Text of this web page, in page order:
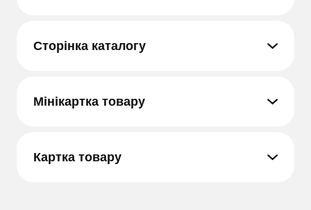
Сторінка каталогу
Мінікартка товару
Картка товару